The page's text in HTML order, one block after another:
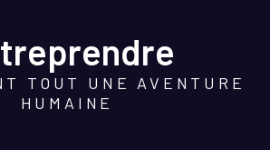
TOUT UNE AVENTURE
HUMAINE